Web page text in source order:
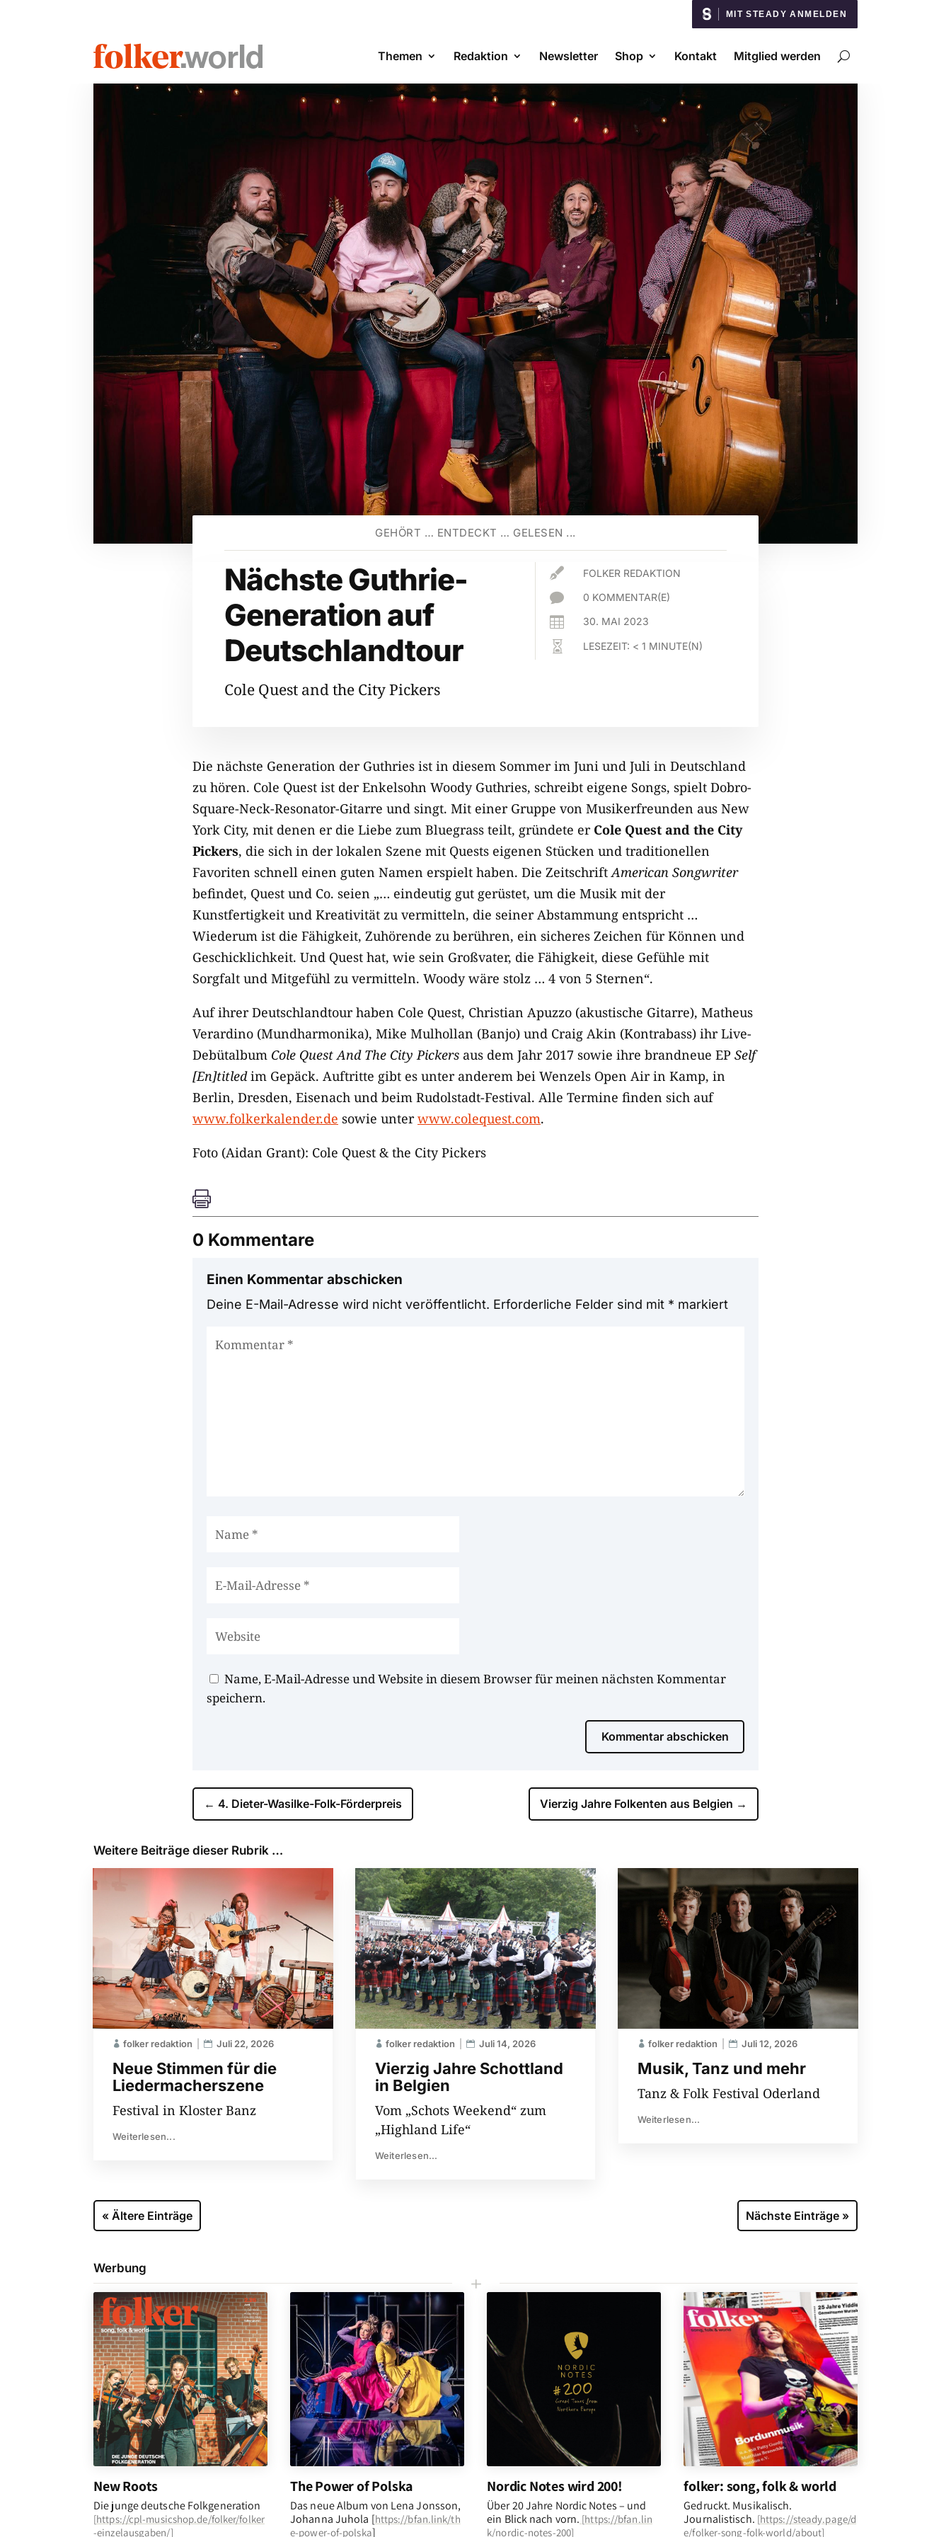
MIT STEADY ANMELDEN
Themen Redaktion Newsletter Shop Kontakt Mitglied werden
GEHÖRT … ENTDECKT … GELESEN ...
Nächste Guthrie-
Generation auf
Deutschlandtour
Cole Quest and the City Pickers
 FOLKER REDAKTION
 0 KOMMENTAR(E)
 30. MAI 2023
 LESEZEIT: < 1 MINUTE(N)
Die nächste Generation der Guthries ist in diesem Sommer im Juni und Juli in Deutschland
zu hören. Cole Quest ist der Enkelsohn Woody Guthries, schreibt eigene Songs, spielt Dobro-
Square-Neck-Resonator-Gitarre und singt. Mit einer Gruppe von Musikerfreunden aus New
York City, mit denen er die Liebe zum Bluegrass teilt, gründete er Cole Quest and the City
Pickers, die sich in der lokalen Szene mit Quests eigenen Stücken und traditionellen
Favoriten schnell einen guten Namen erspielt haben. Die ZeitschriftAmerican Songwriter
befindet, Quest und Co. seien „… eindeutig gut gerüstet, um die Musik mit der
Kunstfertigkeit und Kreativität zu vermitteln, die seiner Abstammung entspricht …
Wiederum ist die Fähigkeit, Zuhörende zu berühren, ein sicheres Zeichen für Können und
Geschicklichkeit. Und Quest hat, wie sein Großvater, die Fähigkeit, diese Gefühle mit
Sorgfalt und Mitgefühl zu vermitteln. Woody wäre stolz … 4 von 5 Sternen“.
Auf ihrer Deutschlandtour haben Cole Quest, Christian Apuzzo (akustische Gitarre), Matheus
Verardino (Mundharmonika), Mike Mulhollan (Banjo) und Craig Akin (Kontrabass) ihr Live-
Debütalbum Cole Quest And The City Pickers aus dem Jahr 2017 sowie ihre brandneue EP Self
[En]titledim Gepäck. Auftritte gibt es unter anderem bei Wenzels Open Air in Kamp, in
Berlin, Dresden, Eisenach und beim Rudolstadt-Festival. Alle Termine finden sich auf
www.folkerkalender.de sowie unterwww.colequest.com.
Foto (Aidan Grant): Cole Quest & the City Pickers

0 Kommentare
Einen Kommentar abschicken
Deine E-Mail-Adresse wird nicht veröffentlicht. Erforderliche Felder sind mit * markiert
Name, E-Mail-Adresse und Website in diesem Browser für meinen nächsten Kommentar
speichern.
Kommentar abschicken
← 4. Dieter-Wasilke-Folk-Förderpreis Vierzig Jahre Folkenten aus Belgien →
Weitere Beiträge dieser Rubrik …
Neue Stimmen für die
Liedermacherszene
folker redaktion Juli 22, 2026
Festival in Kloster Banz
Weiterlesen...
Vierzig Jahre Schottland
in Belgien
folker redaktion Juli 14, 2026
Vom „Schots Weekend“ zum
„Highland Life“
Weiterlesen...
Musik, Tanz und mehr
folker redaktion Juli 12, 2026
Tanz & Folk Festival Oderland
Weiterlesen...
« Ältere Einträge Nächste Einträge »
Werbung
L
New Roots
Die junge deutsche Folkgeneration
[https://cpl-musicshop.de/folker/folker
-einzelausgaben/]
The Power of Polska
Das neue Album von Lena Jonsson,
Johanna Juhola [https://bfan.link/th
e-power-of-polska]
Nordic Notes wird 200!
Über 20 Jahre Nordic Notes – und
ein Blick nach vorn. [https://bfan.lin
k/nordic-notes-200]
folker: song, folk & world
Gedruckt. Musikalisch.
Journalistisch. [https://steady.page/d
e/folker-song-folk-world/about]